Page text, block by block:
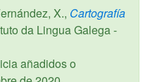
X., Cartografía
da Lingua Galega -
añadidos o